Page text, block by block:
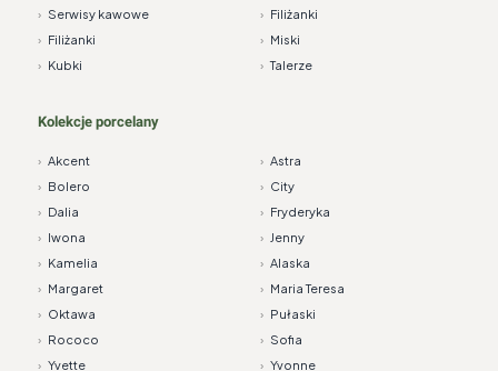
› Serwisy kawowe
› Filiżanki
› Kubki
› Filiżanki
› Miski
› Talerze
Kolekcje porcelany
› Akcent › Astra
› Bolero › City
› Dalia › Fryderyka
› Iwona › Jenny
› Kamelia › Alaska
› Margaret › Maria Teresa
› Oktawa › Pułaski
› Rococo › Sofia
› Yvette › Yvonne